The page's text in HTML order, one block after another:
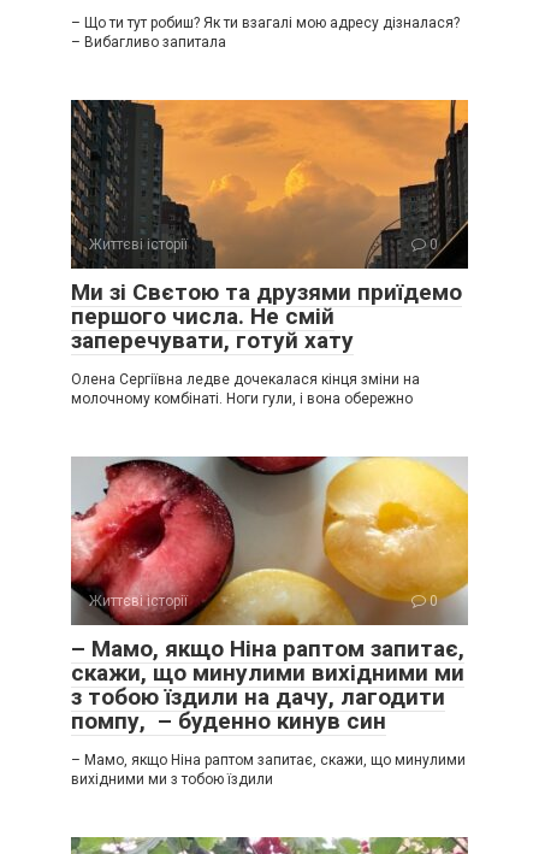
– Що ти тут робиш? Як ти взагалі мою адресу дізналася?
– Вибагливо запитала
Життєві історії 0
Ми зі Свєтою та друзями приїдемо
першого числа. Не смій
заперечувати, готуй хату
Олена Сергіївна ледве дочекалася кінця зміни на
молочному комбінаті. Ноги гули, і вона обережно
Життєві історії 0
– Мамо, якщо Ніна раптом запитає,
скажи, що минулими вихідними ми
з тобою їздили на дачу, лагодити
помпу, – буденно кинув син
– Мамо, якщо Ніна раптом запитає, скажи, що минулими
вихідними ми з тобою їздили